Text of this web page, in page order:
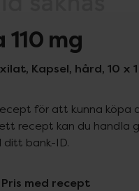
mg
Kapsel, hård, 10 x 1
för att kunna köpa
recept kan du handla
bank-ID.
Pris med recept